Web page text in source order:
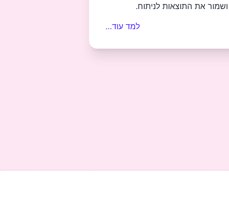
ושמור את התוצאות לניתוח.
למד עוד…